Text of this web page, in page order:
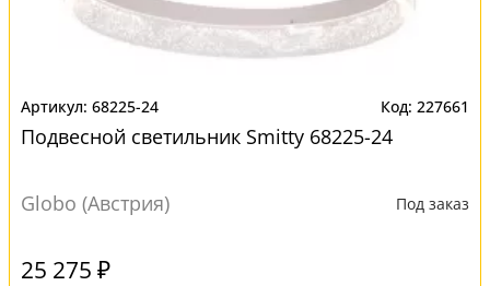
68225-24 227661
Подвесной светильник Smitty 68225-24
Globo (Австрия) Под заказ
25 275 ₽